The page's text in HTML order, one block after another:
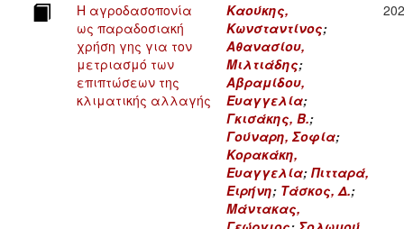
Η αγροδασοπονία
ως παραδοσιακή
χρήση γης για τον
μετριασμό των
επιπτώσεων της
κλιματικής αλλαγής
Καούκης,
Κωνσταντίνος;
Αθανασίου,
Μιλτιάδης;
Αβραμίδου,
Ευαγγελία;
Γκισάκης, Β.;
Γούναρη, Σοφία;
Κορακάκη,
Ευαγγελία; Πιτταρά,
Ειρήνη; Τάσκος, Δ.;
Μάντακας,